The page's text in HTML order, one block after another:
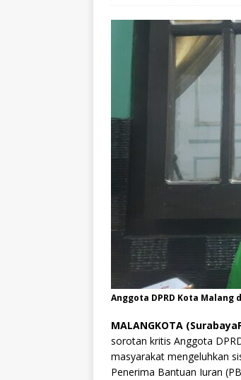
Anggota DPRD Kota Malang
MALANGKOTA
sorotan kritis Anggota
masyarakat mengeluhkan
Penerima Bantuan Iuran